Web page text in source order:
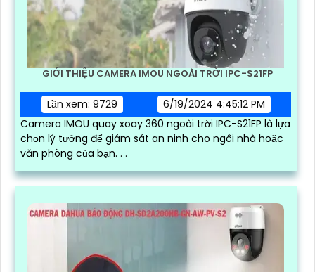
GIỚI THIỆU CAMERA IMOU NGOÀI TRỜI IPC-S21FP
Lần xem: 9729
6/19/2024 4:45:12 PM
Camera IMOU quay xoay 360 ngoài trời IPC-S21FP là lựa
chọn lý tưởng để giám sát an ninh cho ngôi nhà hoặc
văn phòng của bạn. . .